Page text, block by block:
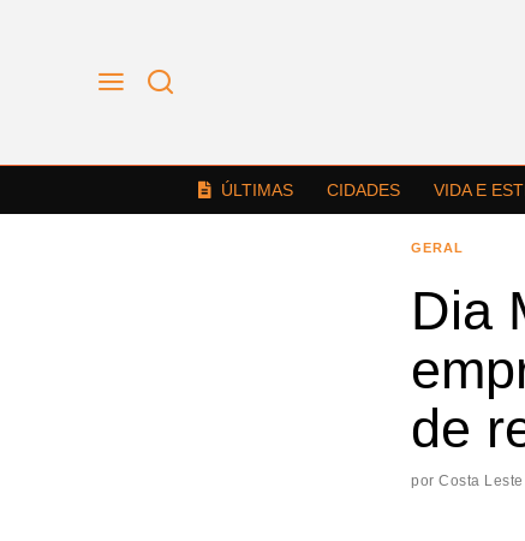
ÚLTIMAS CIDADES VIDA E
GERAL
Dia
de
por Costa